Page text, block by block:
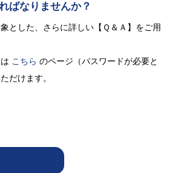
ばなりませんか？
とした、さらに詳しい【Ｑ＆Ａ】をご用
こちら のページ（パスワードが必要と
だけます。